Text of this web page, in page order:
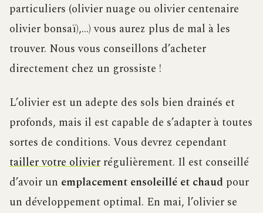
particuliers (olivier nuage ou olivier centenaire
olivier bonsaï),…) vous aurez plus de mal à les
trouver. Nous vous conseillons d’acheter
directement chez un grossiste !
L’olivier est un adepte des sols bien drainés et
profonds, mais il est capable de s’adapter à toutes
sortes de conditions. Vous devrez cependant
tailler votre olivier régulièrement. Il est conseillé
d’avoir un emplacement ensoleillé et chaud pour
un développement optimal. En mai, l’olivier se